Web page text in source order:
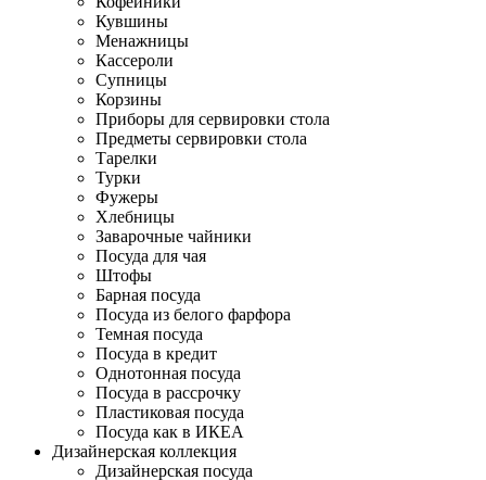
Кувшины
Менажницы
Кассероли
Супницы
Корзины
Приборы для сервировки стола
Предметы сервировки стола
Тарелки
Турки
Фужеры
Хлебницы
Заварочные чайники
Посуда для чая
Штофы
Барная посуда
Посуда из белого фарфора
Темная посуда
Посуда в кредит
Однотонная посуда
Посуда в рассрочку
Пластиковая посуда
Посуда как в ИКЕА
Дизайнерская коллекция
Дизайнерская посуда